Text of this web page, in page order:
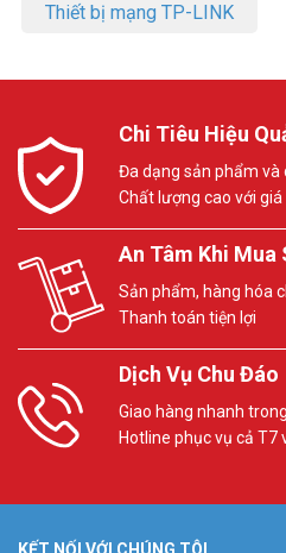
Thiết bị mạng TP-LINK
Chi Tiêu Hiệu
Đa dạng sản phẩm và
Chất lượng cao với giá
An Tâm Khi Mua
Sản phẩm, hàng hóa
Thanh toán tiện lợi
Dịch Vụ Chu Đáo
Giao hàng nhanh
Hotline phục vụ cả T7